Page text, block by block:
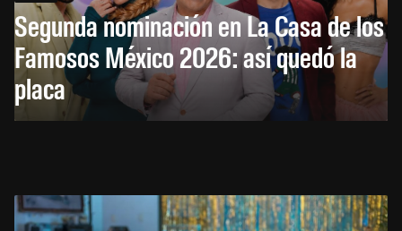
Segunda nominación en La Casa de los
Famosos México 2026: así quedó la
placa